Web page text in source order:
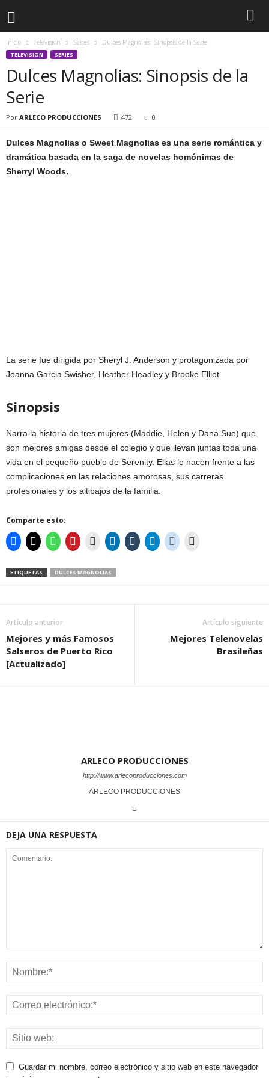
Inicio Television Series Dulces Magnolias: Sinopsis de la Serie
TELEVISION SERIES
Dulces Magnolias: Sinopsis de la
Serie
Por ARLECO PRODUCCIONES 472 0
Dulces Magnolias o Sweet Magnolias es una serie romántica y
dramática basada en la saga de novelas homónimas de
Sherryl Woods.
La serie fue dirigida por Sheryl J. Anderson y protagonizada por
Joanna Garcia Swisher, Heather Headley y Brooke Elliot.
Sinopsis
Narra la historia de tres mujeres (Maddie, Helen y Dana Sue) que
son mejores amigas desde el colegio y que llevan juntas toda una
vida en el pequeño pueblo de Serenity. Ellas le hacen frente a las
complicaciones en las relaciones amorosas, sus carreras
profesionales y los altibajos de la familia.
Comparte esto:
ETIQUETAS DULCES MAGNOLIAS
Artículo anterior
Mejores y más Famosos
Salseros de Puerto Rico
[Actualizado]
Artículo siguiente
Mejores Telenovelas
Brasileñas
ARLECO PRODUCCIONES
http://www.arlecoproducciones.com
ARLECO PRODUCCIONES
DEJA UNA RESPUESTA
Guardar mi nombre, correo electrónico y sitio web en este navegador